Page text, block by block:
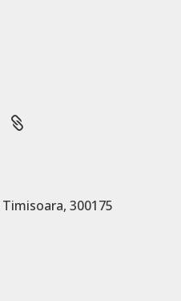

Timisoara, 300175